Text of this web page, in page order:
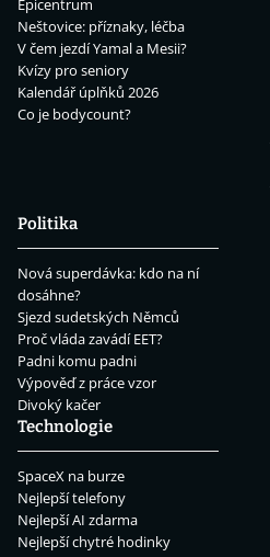
Neštovice: příznaky, léčba
V čem jezdí Yamal a Mesii?
Kvízy pro seniory
Kalendář úplňků 2026
Co je bodycount?
Politika
Nová superdávka: kdo na ní
dosáhne?
Sjezd sudetských Němců
Proč vláda zavádí EET?
Padni komu padni
Výpověď z práce vzor
Divoký kačer
Technologie
SpaceX na burze
Nejlepší telefony
Nejlepší AI zdarma
Nejlepší chytré hodinky